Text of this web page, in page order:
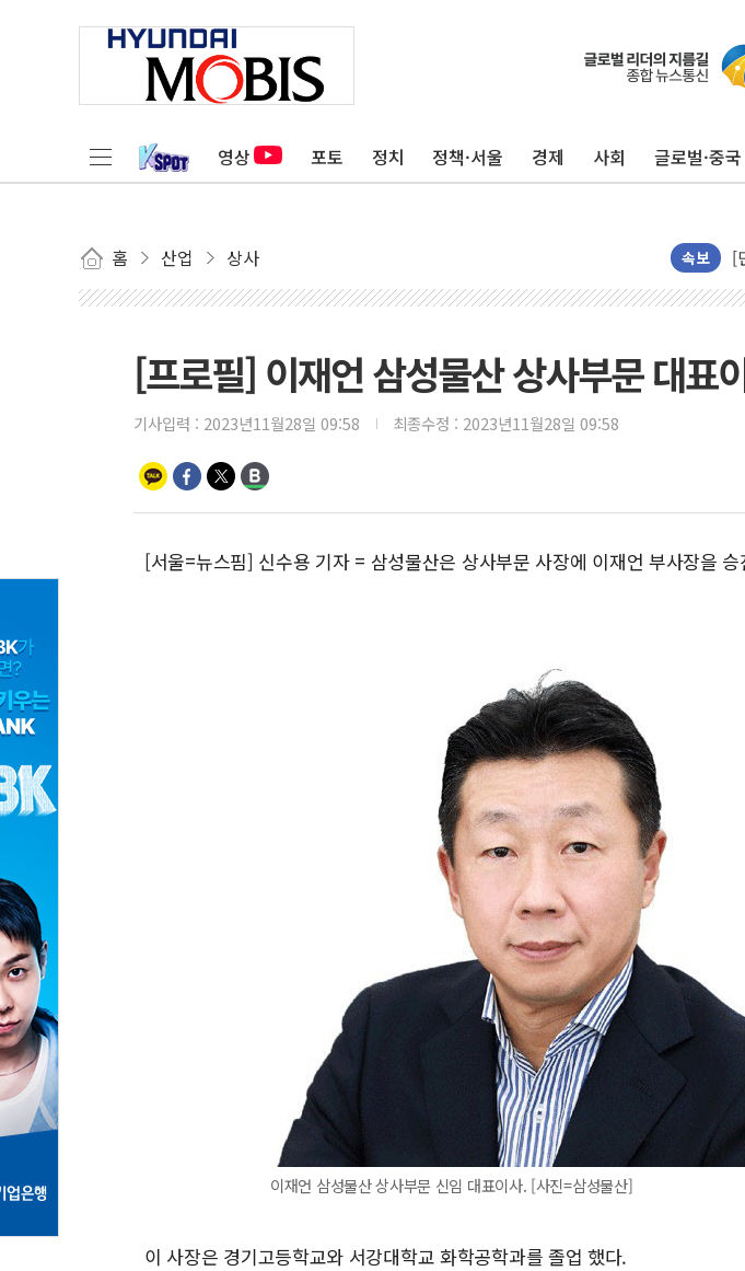
영상 포토 정치 정책·서울 경제 사회 글로벌·중국
홈 산업 상사 속보
[
[프로필] 이재언 삼성물산 상사부문 대표
기사입력 : 2023년11월28일 09:58 최종수정 : 2023년11월28일 09:58
[서울=뉴스핌] 신수용 기자 = 삼성물산은 상사부문 사장에 이재언 부사장을
이재언 삼성물산 상사부문 신임 대표이사. [사진=삼성물산]
이 사장은 경기고등학교와 서강대학교 화학공학과를 졸업 했다.